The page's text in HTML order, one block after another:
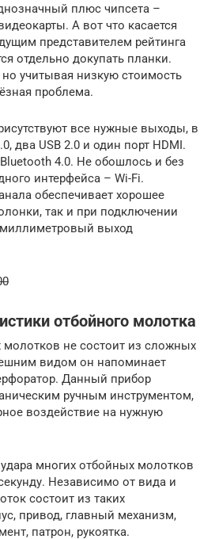
плюс чипсета –
А вот что касается
представителем рейтинга
отдельно докупать планки.
учитывая низкую стоимость
проблема.
все нужные выходы, в
два USB 2.0 и один порт HDMI.
4.0. Не обошлось и без
интерфейса – Wi-Fi.
обеспечивает хорошее
так и при подключении
миллиметровый выход
отбойного молотка
молотков не состоит из сложных
видом он напоминает
Данный прибор
ручным инструментом,
воздействие на нужную
многих отбойных молотков
Независимо от вида и
состоит из таких
привод, главный механизм,
патрон, рукоятка.